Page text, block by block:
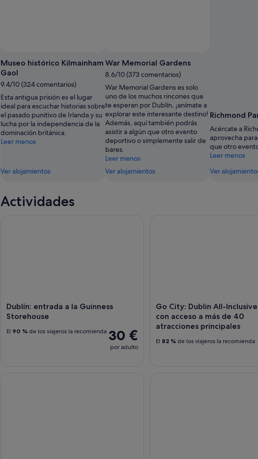
Museo histórico Kilmainham
Gaol
9.4/10 (324 comentarios)
Esta antigua prisión es el lugar
ideal para escuchar historias sobre
el pasado punitivo de Irlanda y su
lucha por la independencia de la
dominación británica.
Leer menos
Ver alojamientos
War Memorial Gardens
8.6/10 (373 comentarios)
War Memorial Gardens es solo
uno de los muchos rincones que
te esperan por Dublín, ¡anímate a
explorar este interesante destino!
Además, aquí también podrás
asistir a algún que otro evento
deportivo o simplemente salir de
bares.
Leer menos
Ver alojamientos
Richmond
Acércate a
aprovecha
que otro
Leer menos
Ver
Actividades
Dublín: entrada a la Guinness
Storehouse
30 €
por adulto
El 90 % de los viajeros la recomienda
Go City: Dublin All-Inclusive
con acceso a más de 40
atracciones principales
El 82 % de los viajeros la recomienda